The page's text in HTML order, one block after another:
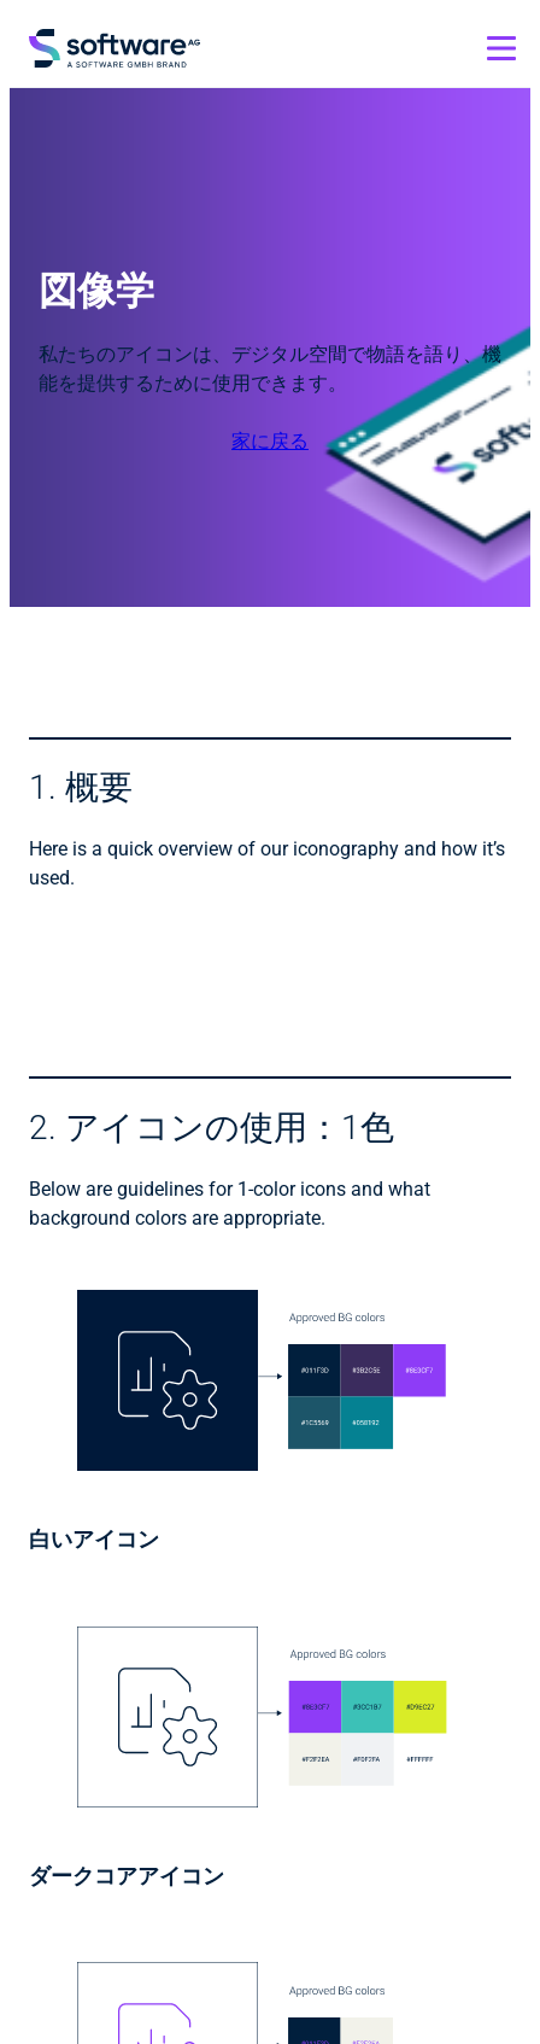
図像学
私たちのアイコンは、デジタル空間で物語を語り、機
能を提供するために使用できます。
家に戻る
1. 概要
Here is a quick overview of our iconography and how it’s
used.
2. アイコンの使用：1色
Below are guidelines for 1-color icons and what
background colors are appropriate.
白いアイコン
ダークコアアイコン